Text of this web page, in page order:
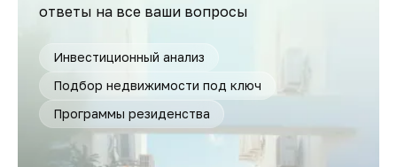
ответы на все ваши вопросы
Инвестиционный анализ
Подбор недвижимости под ключ
Программы резиденства